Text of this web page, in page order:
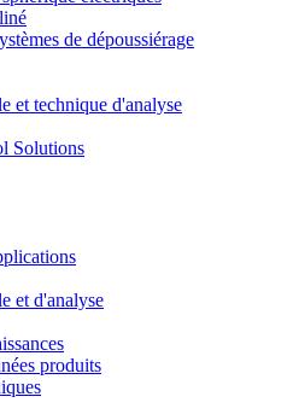
de dépoussiérage
et technique d'analyse
Solutions
et d'analyse
produits